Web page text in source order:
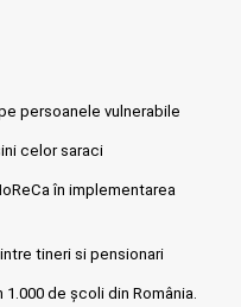
persoanele vulnerabile
celor saraci
în implementarea
tineri si pensionari
de școli din România.